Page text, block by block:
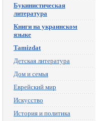
Букинистическая
литература
Книги на украинском
языке
Tamizdat
Детская литература
Дом и семья
Еврейский мир
Искусство
История и политика